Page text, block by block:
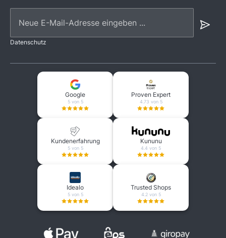
Datenschutz
Google
5 von 5
Proven Expert
4.73 von 5
Kundenerfahrung
5 von 5
Kununu
4.4 von 5
Idealo
5 von 5
Trusted Shops
4.2 von 5